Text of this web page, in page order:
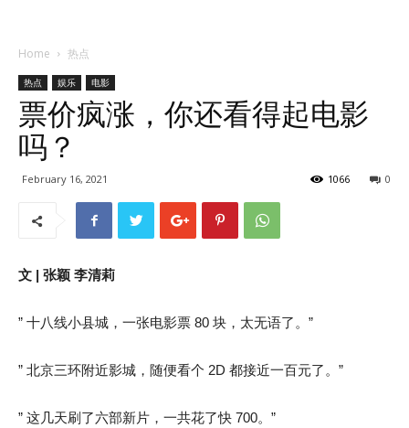
Home 热点
热点 娱乐 电影
票价疯涨，你还看得起电影
吗？
February 16, 2021 0
1066
文 | 张颖 李清莉
” 十八线小县城，一张电影票 80 块，太无语了。”
” 北京三环附近影城，随便看个 2D 都接近一百元了。”
” 这几天刷了六部新片，一共花了快 700。”